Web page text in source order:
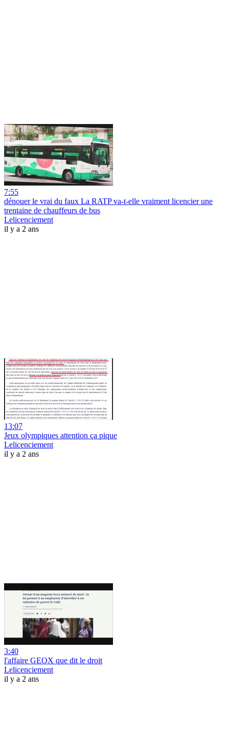
7:55
dénouer le vrai du faux La RATP va-t-elle vraiment licencier une
trentaine de chauffeurs de bus
Lelicenciement
il y a 2 ans
13:07
Jeux olympiques attention ça pique
Lelicenciement
il y a 2 ans
3:40
l'affaire GEOX que dit le droit
Lelicenciement
il y a 2 ans